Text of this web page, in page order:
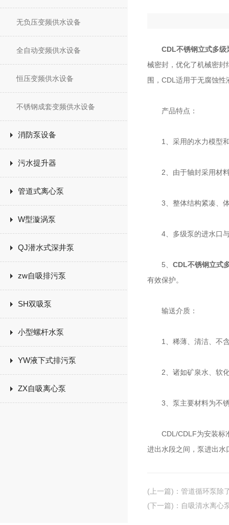
无负压变频供水设备
全自动变频供水设备
恒压变频供水设备
不锈钢成套变频供水设备
消防泵设备
污水提升器
管道式离心泵
W型漩涡泵
QJ潜水式深井泵
zw自吸排污泵
SH双吸泵
小型螺杆水泵
YW液下式排污泵
ZX自吸离心泵
CDL不锈钢立式多级
械密封，优化了机械密
围，CDL适用于无腐蚀
产品特点：
1、采用的水力模型和
2、由于轴封采用材料
3、整体结构紧凑、体
4、多级泵的进水口与
5、 CDL不锈钢立式
有效保护。
输送介质：
1、稀薄、清洁、不含
2、诸如矿泉水、软化
3、泵主要材料为不锈
CDL/CDLF为安装标准
进出水段之间，泵进出
(上一篇) ： 管道循环泵除
(下一篇) ： 自吸清水离心